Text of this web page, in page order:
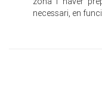
necessari, en